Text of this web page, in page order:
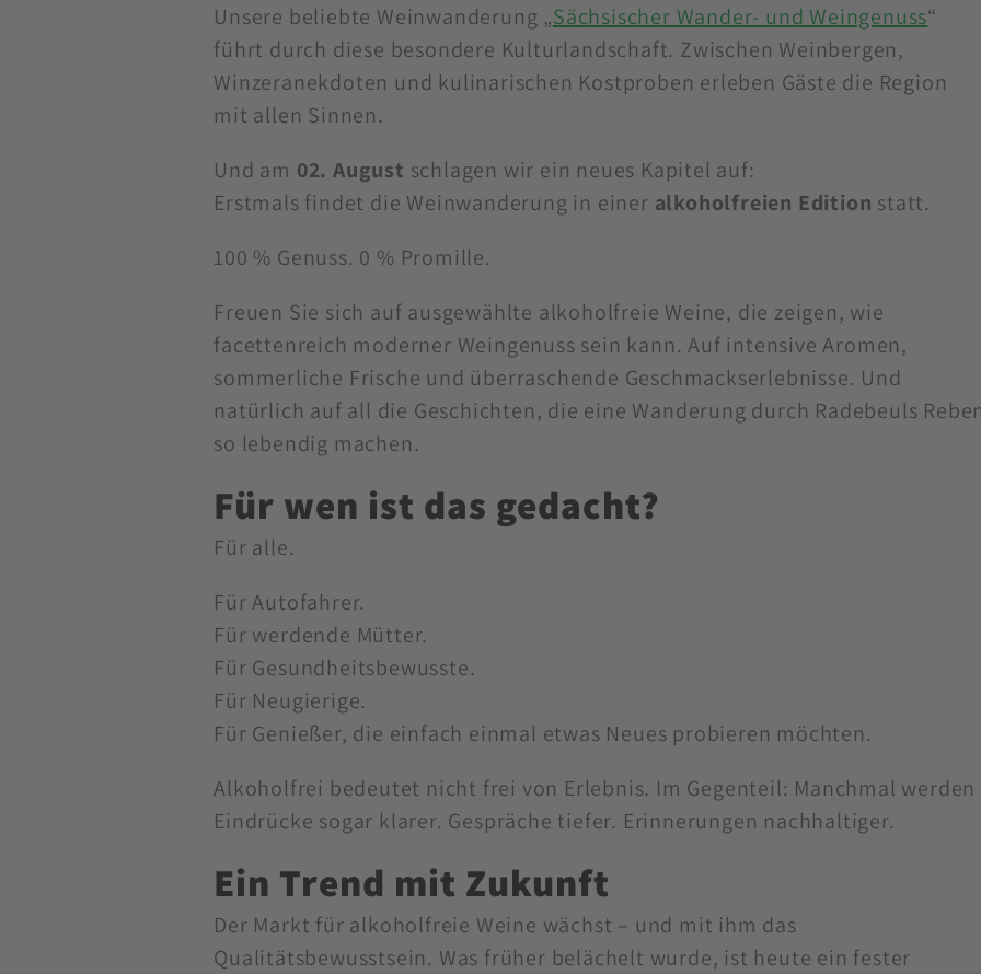
Unsere beliebte Weinwanderung „Sächsischer Wander- und Weingenuss“
führt durch diese besondere Kulturlandschaft. Zwischen Weinbergen,
Winzeranekdoten und kulinarischen Kostproben erleben Gäste die Region
mit allen Sinnen.
Und am 02. August schlagen wir ein neues Kapitel auf:
Erstmals findet die Weinwanderung in einer alkoholfreien Edition statt.
100 % Genuss. 0 % Promille.
Freuen Sie sich auf ausgewählte alkoholfreie Weine, die zeigen, wie
facettenreich moderner Weingenuss sein kann. Auf intensive Aromen,
sommerliche Frische und überraschende Geschmackserlebnisse. Und
natürlich auf all die Geschichten, die eine Wanderung durch Radebeuls
so lebendig machen.
Für wen ist das gedacht?
Für alle.
Für Autofahrer.
Für werdende Mütter.
Für Gesundheitsbewusste.
Für Neugierige.
Für Genießer, die einfach einmal etwas Neues probieren möchten.
Alkoholfrei bedeutet nicht frei von Erlebnis. Im Gegenteil: Manchmal werden
Eindrücke sogar klarer. Gespräche tiefer. Erinnerungen nachhaltiger.
Ein Trend mit Zukunft
Der Markt für alkoholfreie Weine wächst – und mit ihm das
Qualitätsbewusstsein. Was früher belächelt wurde, ist heute ein fester